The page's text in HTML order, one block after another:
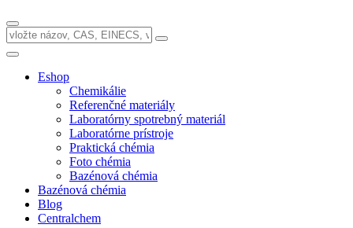
Eshop
Chemikálie
Referenčné materiály
Laboratórny spotrebný materiál
Laboratórne prístroje
Praktická chémia
Foto chémia
Bazénová chémia
Bazénová chémia
Blog
Centralchem